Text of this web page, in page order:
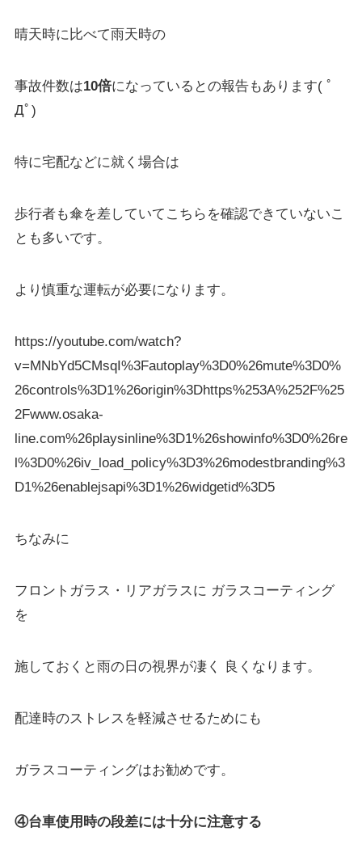
晴天時に比べて雨天時の
事故件数は10倍になっているとの報告もあります( ﾟ
Дﾟ)
特に宅配などに就く場合は
歩行者も傘を差していてこちらを確認できていないこ
とも多いです。
より慎重な運転が必要になります。
https://youtube.com/watch?
v=MNbYd5CMsqI%3Fautoplay%3D0%26mute%3D0%
26controls%3D1%26origin%3Dhttps%253A%252F%25
2Fwww.osaka-
line.com%26playsinline%3D1%26showinfo%3D0%26re
l%3D0%26iv_load_policy%3D3%26modestbranding%3
D1%26enablejsapi%3D1%26widgetid%3D5
ちなみに
フロントガラス・リアガラスに ガラスコーティング
を
施しておくと雨の日の視界が凄く 良くなります。
配達時のストレスを軽減させるためにも
ガラスコーティングはお勧めです。
④台車使用時の段差には十分に注意する